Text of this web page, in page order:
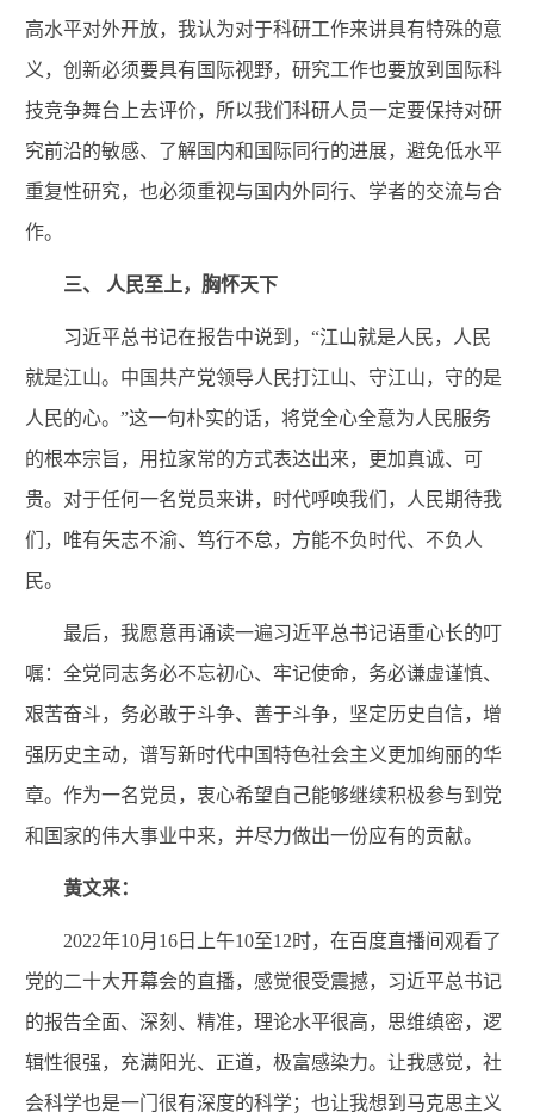
高水平对外开放，我认为对于科研工作来讲具有特殊的意
义，创新必须要具有国际视野，研究工作也要放到国际科
技竞争舞台上去评价，所以我们科研人员一定要保持对研
究前沿的敏感、了解国内和国际同行的进展，避免低水平
重复性研究，也必须重视与国内外同行、学者的交流与合
作。
三、 人民至上，胸怀天下
习近平总书记在报告中说到，“江山就是人民，人民
就是江山。中国共产党领导人民打江山、守江山，守的是
人民的心。”这一句朴实的话，将党全心全意为人民服务
的根本宗旨，用拉家常的方式表达出来，更加真诚、可
贵。对于任何一名党员来讲，时代呼唤我们，人民期待我
们，唯有矢志不渝、笃行不怠，方能不负时代、不负人
民。
最后，我愿意再诵读一遍习近平总书记语重心长的叮
嘱：全党同志务必不忘初心、牢记使命，务必谦虚谨慎、
艰苦奋斗，务必敢于斗争、善于斗争，坚定历史自信，增
强历史主动，谱写新时代中国特色社会主义更加绚丽的华
章。作为一名党员，衷心希望自己能够继续积极参与到党
和国家的伟大事业中来，并尽力做出一份应有的贡献。
黄文来：
2022年10月16日上午10至12时，在百度直播间观看了
党的二十大开幕会的直播，感觉很受震撼，习近平总书记
的报告全面、深刻、精准，理论水平很高，思维缜密，逻
辑性很强，充满阳光、正道，极富感染力。让我感觉，社
会科学也是一门很有深度的科学；也让我想到马克思主义